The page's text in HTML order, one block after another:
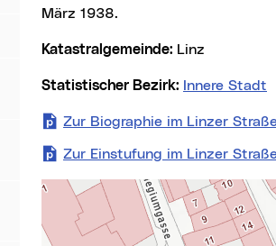
März 1938.
Katastralgemeinde: Linz
Statistischer Bezirk: Innere Stadt
Zur Biographie im Linzer
Zur Einstufung im Linzer
Karte überspringen